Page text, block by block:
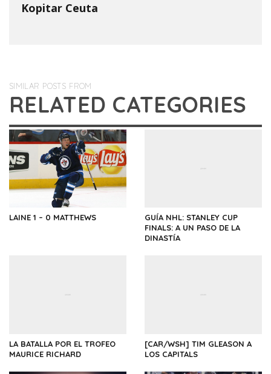
Kopitar Ceuta
SIMILAR POSTS FROM
RELATED CATEGORIES
LAINE 1 – 0 MATTHEWS
GUÍA NHL: STANLEY CUP
FINALS: A UN PASO DE LA
DINASTÍA
LA BATALLA POR EL TROFEO
MAURICE RICHARD
[CAR/WSH] TIM GLEASON A
LOS CAPITALS